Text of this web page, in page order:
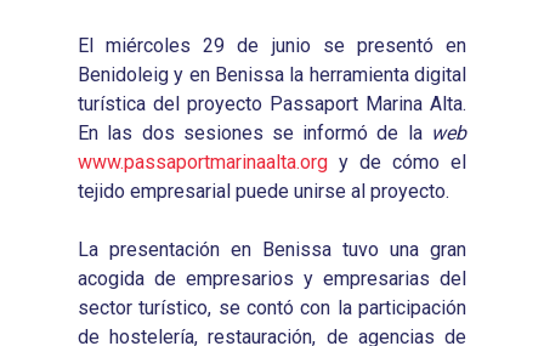
El miércoles 29 de junio se presentó en
Benidoleig y en Benissa la herramienta digital
turística del proyecto Passaport Marina Alta.
En las dos sesiones se informó de la web
www.passaportmarinaalta.org y de cómo el
tejido empresarial puede unirse al proyecto.
La presentación en Benissa tuvo una gran
acogida de empresarios y empresarias del
sector turístico, se contó con la participación
de hostelería, restauración, de agencias de